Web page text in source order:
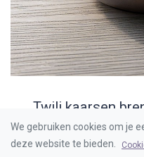
Twili kaarsen
in elke ruimte.
We gebruiken cookies om je
deze website te bieden.